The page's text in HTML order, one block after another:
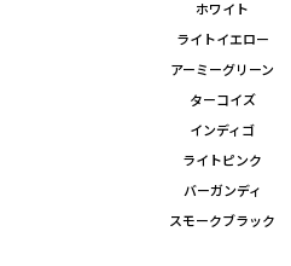
ホワイト
ライトイエロー
アーミーグリーン
ターコイズ
インディゴ
ライトピンク
バーガンディ
スモークブラック